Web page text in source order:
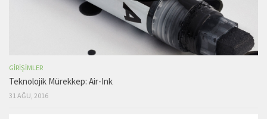
GIRIŞIMLER
Teknolojik Mürekkep: Air-Ink
31 AĞU, 2016